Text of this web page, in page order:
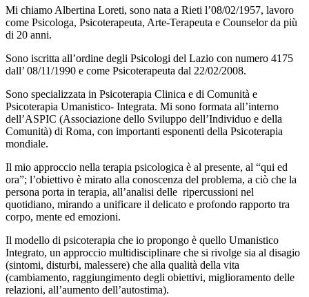
Mi chiamo Albertina Loreti, sono nata a Rieti l’08/02/1957, lavoro
come Psicologa, Psicoterapeuta, Arte-Terapeuta e Counselor da più
di 20 anni.
Sono iscritta all’ordine degli Psicologi del Lazio con numero 4175
dall’ 08/11/1990 e come Psicoterapeuta dal 22/02/2008.
Sono specializzata in Psicoterapia Clinica e di Comunità e
Psicoterapia Umanistico- Integrata. Mi sono formata all’interno
dell’ASPIC (Associazione dello Sviluppo dell’Individuo e della
Comunità) di Roma, con importanti esponenti della Psicoterapia
mondiale.
Il mio approccio nella terapia psicologica è al presente, al “qui ed
ora”; l’obiettivo è mirato alla conoscenza del problema, a ciò che la
persona porta in terapia, all’analisi delle ripercussioni nel
quotidiano, mirando a unificare il delicato e profondo rapporto tra
corpo, mente ed emozioni.
Il modello di psicoterapia che io propongo è quello Umanistico
Integrato, un approccio multidisciplinare che si rivolge sia al disagio
(sintomi, disturbi, malessere) che alla qualità della vita
(cambiamento, raggiungimento degli obiettivi, miglioramento delle
relazioni, all’aumento dell’autostima).